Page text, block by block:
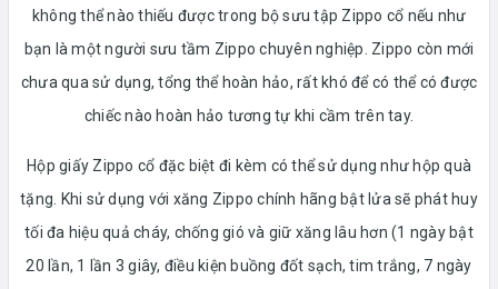
không thể nào thiếu được trong bộ sưu tập Zippo cổ nếu như
bạn là một người sưu tầm Zippo chuyên nghiệp. Zippo còn mới
chưa qua sử dụng, tổng thể hoàn hảo, rất khó để có thể có được
chiếc nào hoàn hảo tương tự khi cầm trên tay.
Hộp giấy Zippo cổ đặc biệt đi kèm có thể sử dụng như hộp quà
tặng. Khi sử dụng với xăng Zippo chính hãng bật lửa sẽ phát huy
tối đa hiệu quả cháy, chống gió và giữ xăng lâu hơn (1 ngày bật
20 lần, 1 lần 3 giây, điều kiện buồng đốt sạch, tim trắng, 7 ngày